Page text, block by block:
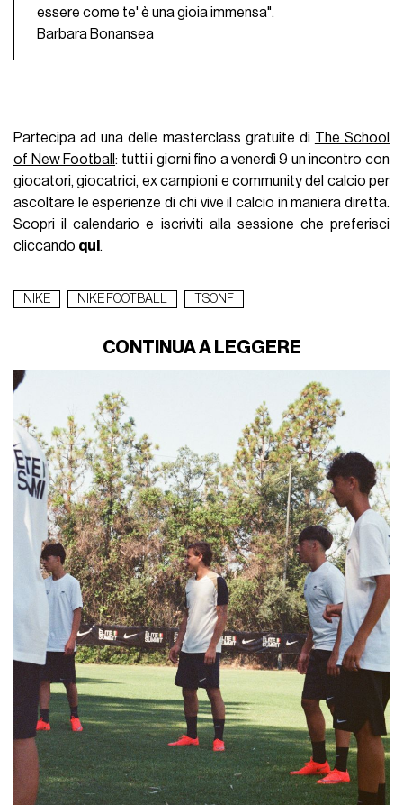
essere come te' è una gioia immensa".
Barbara Bonansea
Partecipa ad una delle masterclass gratuite di The School
of New Football: tutti i giorni fino a venerdì 9 un incontro con
giocatori, giocatrici, ex campioni e community del calcio per
ascoltare le esperienze di chi vive il calcio in maniera diretta.
Scopri il calendario e iscriviti alla sessione che preferisci
cliccando qui.
NIKE NIKE FOOTBALL TSONF
CONTINUA A LEGGERE